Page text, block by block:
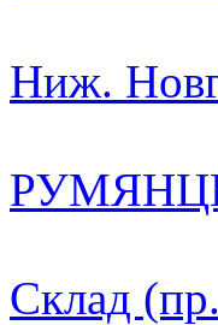
Ниж.
Склад